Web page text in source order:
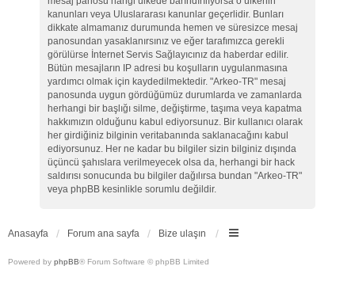
kanunları veya Uluslararası kanunlar geçerlidir. Bunları
dikkate almamanız durumunda hemen ve süresizce mesaj
panosundan yasaklanırsınız ve eğer tarafımızca gerekli
görülürse İnternet Servis Sağlayıcınız da haberdar edilir.
Bütün mesajların IP adresi bu koşulların uygulanmasına
yardımcı olmak için kaydedilmektedir. "Arkeo-TR" mesaj
panosunda uygun gördüğümüz durumlarda ve zamanlarda
herhangi bir başlığı silme, değiştirme, taşıma veya kapatma
hakkımızın olduğunu kabul ediyorsunuz. Bir kullanıcı olarak
her girdiğiniz bilginin veritabanında saklanacağını kabul
ediyorsunuz. Her ne kadar bu bilgiler sizin bilginiz dışında
üçüncü şahıslara verilmeyecek olsa da, herhangi bir hack
saldırısı sonucunda bu bilgiler dağılırsa bundan "Arkeo-TR"
veya phpBB kesinlikle sorumlu değildir.
Anasayfa Forum ana sayfa Bize ulaşın
Powered by phpBB® Forum Software © phpBB Limited